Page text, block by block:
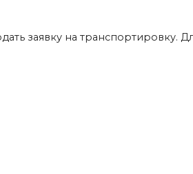
заявку на транспортировку.